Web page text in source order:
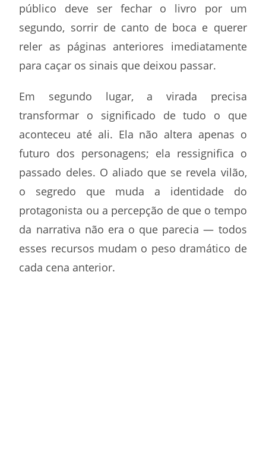
público deve ser fechar o livro por um
segundo, sorrir de canto de boca e querer
reler as páginas anteriores imediatamente
para caçar os sinais que deixou passar.
Em segundo lugar, a virada precisa
transformar o significado de tudo o que
aconteceu até ali. Ela não altera apenas o
futuro dos personagens; ela ressignifica o
passado deles. O aliado que se revela vilão,
o segredo que muda a identidade do
protagonista ou a percepção de que o tempo
da narrativa não era o que parecia — todos
esses recursos mudam o peso dramático de
cada cena anterior.